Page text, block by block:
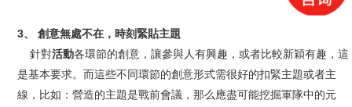
3、 創意無處不在，時刻緊貼主題
針對活動各環節的創意，讓參與人有興趣，或者比較新穎有趣，這
是基本要求。而這些不同環節的創意形式需很好的扣緊主題或者主
線，比如：營造的主題是戰前會議，那么應盡可能挖掘軍隊中的元